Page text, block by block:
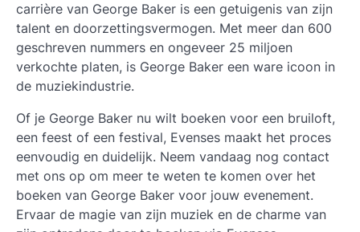
carrière van George Baker is een getuigenis van zijn
talent en doorzettingsvermogen. Met meer dan 600
geschreven nummers en ongeveer 25 miljoen
verkochte platen, is George Baker een ware icoon in
de muziekindustrie.
Of je George Baker nu wilt boeken voor een bruiloft,
een feest of een festival, Evenses maakt het proces
eenvoudig en duidelijk. Neem vandaag nog contact
met ons op om meer te weten te komen over het
boeken van George Baker voor jouw evenement.
Ervaar de magie van zijn muziek en de charme van